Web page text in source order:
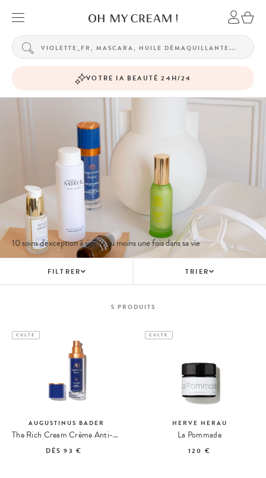
VOTRE IA BEAUTÉ 24H/24
10 soins d'exception à s'offrir au moins une fois dans sa vie
FILTRER TRIER
5 PRODUITS
CULTE
AUGUSTINUS BADER
The Rich Cream Crème Anti-Âge Riche
DÈS93 €
CULTE
HERVE HERAU
La Pommade
120 €